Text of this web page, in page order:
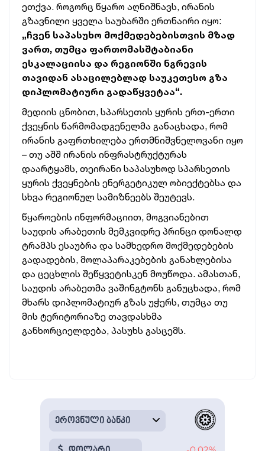
ეთქვა. როგორც წყარო აღნიშნავს, ირანის
გზავნილი ყველა საუბარში ერთნაირი იყო:
„ჩვენ საპასუხო მოქმედებებისთვის მზად
ვართ, თუმცა ფართომასშტაბიანი
ესკალაციისა და რეგიონში ნგრევის
თავიდან ასაცილებლად საუკეთესო გზა
დიპლომატიური გადაწყვეტაა“.
მედიის ცნობით, სპარსეთის ყურის ერთ-ერთი
ქვეყნის წარმომადგენელმა განაცხადა, რომ
ირანის გაფრთხილება ერთმნიშვნელოვანი იყო
– თუ აშშ ირანის ინფრასტრუქტურას
დაარტყამს, თეირანი საპასუხოდ სპარსეთის
ყურის ქვეყნების ენერგეტიკულ ობიექტებსა და
სხვა რეგიონულ სამიზნეებს შეუტევს.
წყაროების ინფორმაციით, მოგვიანებით
საუდის არაბეთის მემკვიდრე პრინცი დონალდ
ტრამპს ესაუბრა და სამხედრო მოქმედებების
გადადების, მოლაპარაკებების განახლებისა
და ცეცხლის შეწყვეტისკენ მოუწოდა. ამასთან,
საუდის არაბეთმა ვაშინგტონს განუცხადა, რომ
მხარს დიპლომატიურ გზას უჭერს, თუმცა თუ
მის ტერიტორიაზე თავდასხმა
განხორციელდება, პასუხს გასცემს.